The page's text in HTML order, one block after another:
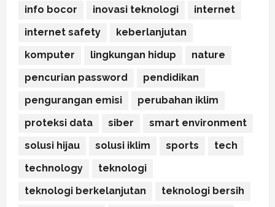
info bocor inovasi teknologi
internet
internet safety
keberlanjutan
komputer
lingkungan hidup
nature
pencurian password
pendidikan
pengurangan emisi
perubahan iklim
proteksi data
siber
smart environment
solusi hijau
solusi iklim sports
tech
technology
teknologi
teknologi berkelanjutan
teknologi bersih